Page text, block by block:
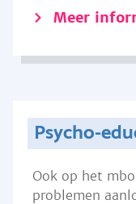
Meer
Psycho-
Ook op het
problemen